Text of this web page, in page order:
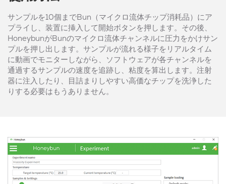
サンプルを10個までBun（マイクロ流体チップ消耗品）にア
プライし、装置に挿入して開始ボタンを押します。その後、
HoneybunがBunのマイクロ流体チャンネルに圧力をかけサン
プルを押し出します。サンプルが流れる様子をリアルタイム
に動画でモニターしながら、ソフトウェアが各チャンネルを
通過するサンプルの速度を追跡し、粘度を算出します。注射
器に注入したり、目詰まりしやすい高価なチップを洗浄した
りする必要はもうありません。